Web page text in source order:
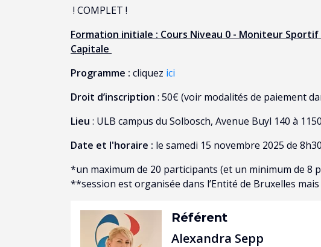
! COMPLET !
Formation initiale : Cours Niveau 0 - Moniteur
Capitale
Programme : cliquez ici
Droit d’inscription : 50€ (voir modalités de paiement
Lieu : ULB campus du Solbosch, Avenue Buyl 140 à
Date et l'horaire : le samedi 15 novembre 2025 de
*un maximum de 20 participants (et un minimum de 8
**session est organisée dans l’Entité de Bruxelles
Référent
Alexandra Sepp